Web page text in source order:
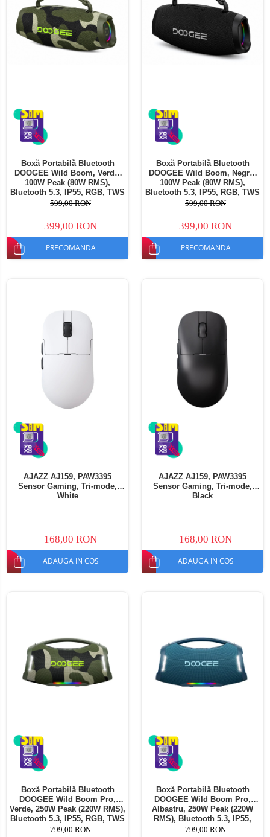
Boxă Portabilă Bluetooth
DOOGEE Wild Boom, Verde,
100W Peak (80W RMS),
Bluetooth 5.3, IP55, RGB, TWS
Stereo, USB, TF Card, AUX,
599,00 RON
399,00 RON
PRECOMANDA
Boxă Portabilă Bluetooth
DOOGEE Wild Boom, Negru,
100W Peak (80W RMS),
Bluetooth 5.3, IP55, RGB, TWS
Stereo, USB, TF Card, AUX,
599,00 RON
399,00 RON
PRECOMANDA
AJAZZ AJ159, PAW3395
Sensor Gaming, Tri-mode,
White
168,00 RON
ADAUGA IN COS
AJAZZ AJ159, PAW3395
Sensor Gaming, Tri-mode,
Black
168,00 RON
ADAUGA IN COS
Boxă Portabilă Bluetooth
DOOGEE Wild Boom Pro,
Verde, 250W Peak (220W RMS),
Bluetooth 5.3, IP55, RGB, TWS
Stereo, USB, TF Card, AUX,
799,00 RON
Boxă Portabilă Bluetooth
DOOGEE Wild Boom Pro,
Albastru, 250W Peak (220W
RMS), Bluetooth 5.3, IP55,
RGB, TWS Stereo, USB, TF
799,00 RON